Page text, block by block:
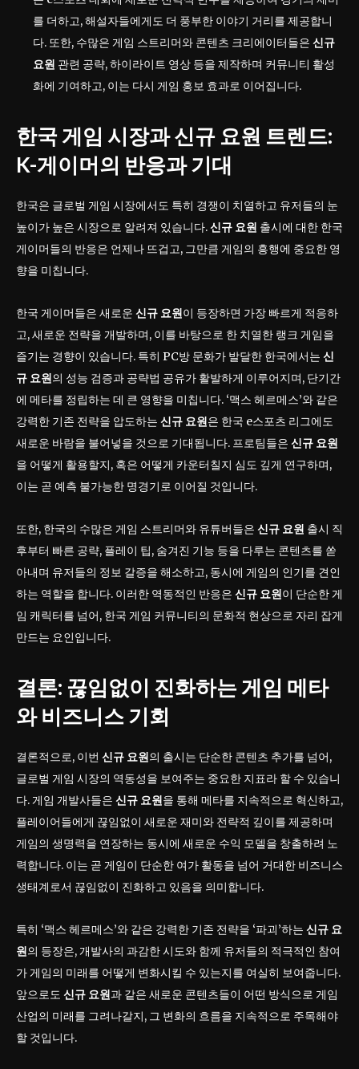
를 더하고, 해설자들에게도 더 풍부한 이야기 거리를 제공합니
다. 또한, 수많은 게임 스트리머와 콘텐츠 크리에이터들은 신규
요원 관련 공략, 하이라이트 영상 등을 제작하며 커뮤니티 활성
화에 기여하고, 이는 다시 게임 홍보 효과로 이어집니다.
한국 게임 시장과 신규 요원 트렌드:
K-게이머의 반응과 기대
한국은 글로벌 게임 시장에서도 특히 경쟁이 치열하고 유저들의 눈
높이가 높은 시장으로 알려져 있습니다.신규 요원 출시에 대한 한국
게이머들의 반응은 언제나 뜨겁고, 그만큼 게임의 흥행에 중요한 영
향을 미칩니다.
한국 게이머들은 새로운 신규 요원이 등장하면 가장 빠르게 적응하
고, 새로운 전략을 개발하며, 이를 바탕으로 한 치열한 랭크 게임을
즐기는 경향이 있습니다. 특히 PC방 문화가 발달한 한국에서는 신
규 요원의 성능 검증과 공략법 공유가 활발하게 이루어지며, 단기간
에 메타를 정립하는 데 큰 영향을 미칩니다. ‘맥스 헤르메스’와 같은
강력한 기존 전략을 압도하는 신규 요원은 한국 e스포츠 리그에도
새로운 바람을 불어넣을 것으로 기대됩니다. 프로팀들은 신규 요원
을 어떻게 활용할지, 혹은 어떻게 카운터칠지 심도 깊게 연구하며,
이는 곧 예측 불가능한 명경기로 이어질 것입니다.
또한, 한국의 수많은 게임 스트리머와 유튜버들은 신규 요원 출시 직
후부터 빠른 공략, 플레이 팁, 숨겨진 기능 등을 다루는 콘텐츠를 쏟
아내며 유저들의 정보 갈증을 해소하고, 동시에 게임의 인기를 견인
하는 역할을 합니다. 이러한 역동적인 반응은 신규 요원이 단순한 게
임 캐릭터를 넘어, 한국 게임 커뮤니티의 문화적 현상으로 자리 잡게
만드는 요인입니다.
결론: 끊임없이 진화하는 게임 메타
와 비즈니스 기회
결론적으로, 이번 신규 요원의 출시는 단순한 콘텐츠 추가를 넘어,
글로벌 게임 시장의 역동성을 보여주는 중요한 지표라 할 수 있습니
다. 게임 개발사들은 신규 요원을 통해 메타를 지속적으로 혁신하고,
플레이어들에게 끊임없이 새로운 재미와 전략적 깊이를 제공하며
게임의 생명력을 연장하는 동시에 새로운 수익 모델을 창출하려 노
력합니다. 이는 곧 게임이 단순한 여가 활동을 넘어 거대한 비즈니스
생태계로서 끊임없이 진화하고 있음을 의미합니다.
특히 ‘맥스 헤르메스’와 같은 강력한 기존 전략을 ‘파괴’하는 신규 요
원의 등장은, 개발사의 과감한 시도와 함께 유저들의 적극적인 참여
가 게임의 미래를 어떻게 변화시킬 수 있는지를 여실히 보여줍니다.
앞으로도 신규 요원과 같은 새로운 콘텐츠들이 어떤 방식으로 게임
산업의 미래를 그려나갈지, 그 변화의 흐름을 지속적으로 주목해야
할 것입니다.